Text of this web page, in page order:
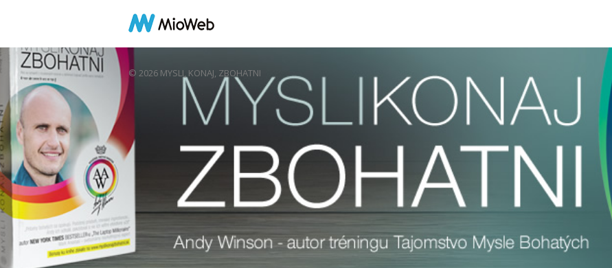
© 2026 MYSLI, KONAJ, ZBOHATNI